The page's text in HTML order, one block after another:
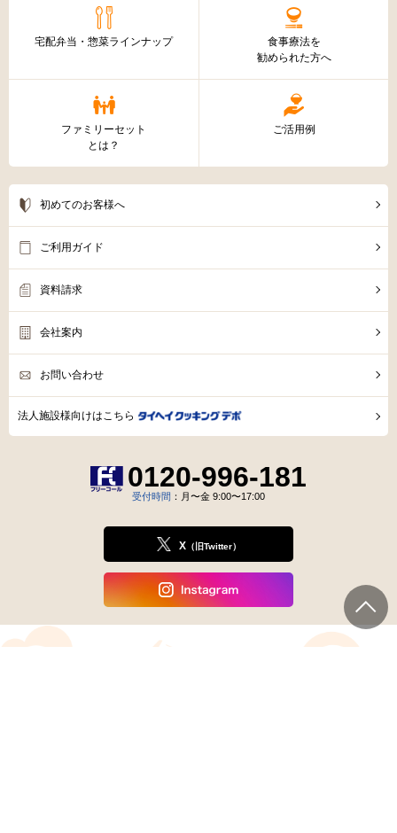
宅配弁当・惣菜ラインナップ
食事療法を
勧められた方へ
ファミリーセット
とは？
ご活用例
初めてのお客様へ
ご利用ガイド
資料請求
会社案内
お問い合わせ
法人施設様向けはこちら
0120-996-181
受付時間 ：月〜金 9:00〜17:00
X（旧Twitter）